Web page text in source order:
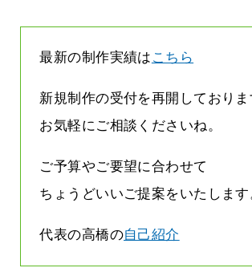
最新の制作実績は こちら
新規制作の受付を再開しておりま
お気軽にご相談くださいね。
ご予算やご要望に合わせて
ちょうどいいご提案をいたします
代表の高橋の自己紹介